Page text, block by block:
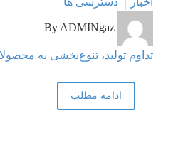
تولید،
تنوع‌بخشی
به
حفظ
By ADMINgaz
تداوم تولید، تنوع‌بخشی به
ادامه مطلب